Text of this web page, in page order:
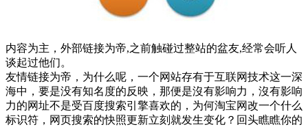
内容为主，外部链接为帝,之前触碰过整站的盆友,经常会听人
谈起过他们。
友情链接为帝，为什么呢，一个网站存有于互联网技术这一深
海中，要是没有知名度的反映，那便是沒有影响力，沒有影响
力的网址不是受百度搜索引擎喜欢的，为何淘宝网改一个什么
标识符，网页搜索的快照更新立刻就发生变化？回头瞧瞧你的